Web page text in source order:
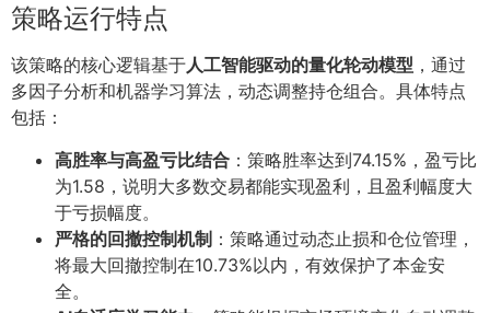
策略运行特点
该策略的核心逻辑基于人工智能驱动的量化轮动模型 ，通过
多因子分析和机器学习算法，动态调整持仓组合。具体特点
包括：
高胜率与高盈亏比结合 ：策略胜率达到74.15%，盈亏比
为1.58，说明大多数交易都能实现盈利，且盈利幅度大
于亏损幅度。
严格的回撤控制机制 ：策略通过动态止损和仓位管理，
将最大回撤控制在10.73%以内，有效保护了本金安
全。